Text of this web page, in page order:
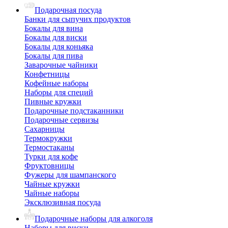
Подарочная посуда
Банки для сыпучих продуктов
Бокалы для вина
Бокалы для виски
Бокалы для коньяка
Бокалы для пива
Заварочные чайники
Конфетницы
Кофейные наборы
Наборы для специй
Пивные кружки
Подарочные подстаканники
Подарочные сервизы
Сахарницы
Термокружки
Термостаканы
Турки для кофе
Фруктовницы
Фужеры для шампанского
Чайные кружки
Чайные наборы
Эксклюзивная посуда
Подарочные наборы для алкоголя